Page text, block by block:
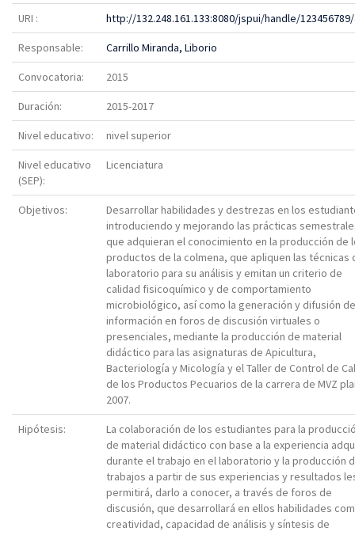
URI : http://132.248.161.133:8080/jspui/handle/
Responsable: Carrillo Miranda, Liborio
Convocatoria: 2015
Duración: 2015-2017
Nivel educativo: nivel superior
Nivel educativo
(SEP):
Licenciatura
Objetivos:
Desarrollar habilidades y destrezas en los
introduciendo y mejorando las prácticas
que adquieran el conocimiento en la producción de
productos de la colmena, que apliquen las técnicas
laboratorio para su análisis y emitan un criterio de
calidad fisicoquímico y de comportamiento
microbiológico, así como la generación y difusión de
información en foros de discusión virtuales o
presenciales, mediante la producción de material
didáctico para las asignaturas de Apicultura,
Bacteriología y Micología y el Taller de Control de
de los Productos Pecuarios de la carrera de MVZ
2007.
Hipótesis:
La colaboración de los estudiantes para la
de material didáctico con base a la experiencia
durante el trabajo en el laboratorio y la producción
trabajos a partir de sus experiencias y resultados
permitirá, darlo a conocer, a través de foros de
discusión, que desarrollará en ellos habilidades
creatividad, capacidad de análisis y síntesis de